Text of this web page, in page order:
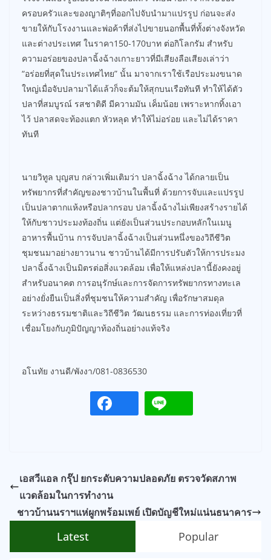
ครอบครัวและของญาติๆที่ออกไปจับนำมาแปรรูป ก่อนจะส่ง
ขายให้กับโรงงานและพ่อค้าที่ส่งไปขายนอกพื้นที่ทั้งต่างจังหวัด
และต่างประเทศ ในราคา150-170บาท ต่อกิโลกรัม สำหรับ
ความอร่อยของปลาฉิ้งฉ้างเกาะยาวที่มีเสียงลือเสียงเล่าว่า
“อร่อยที่สุดในประเทศไทย” นั้น มาจากเราใช้เรือประมงขนาด
ใหญ่เมื่อจับปลามาได้แล้วก็จะต้มให้สุกบนเรือทันที ทำให้ได้ตัว
ปลาที่สมบูรณ์ รสชาติดี มีความมัน เค็มน้อย เพราะหากทิ้งเอา
ไว้ ปลาสดจะท้องแตก หัวหลุด ทำให้ไม่อร่อย และไม่ได้ราคา
ทันที
นายวิทูล บุญสบ กล่าวเพิ่มเติมว่า ปลาฉิ้งฉ้าง ได้กลายเป็น
ทรัพยากรที่สำคัญของชาวบ้านในพื้นที่ ด้วยการจับและแปรรูป
เป็นปลาตากแห้งหรือปลากรอบ ปลาฉิ้งฉ้างไม่เพียงสร้างรายได้
ให้กับชาวประมงท้องถิ่น แต่ยังเป็นส่วนประกอบหลักในเมนู
อาหารพื้นบ้าน การจับปลาฉิ้งฉ้างเป็นส่วนหนึ่งของวิถีชีวิต
ชุมชนมาอย่างยาวนาน ชาวบ้านได้มีการปรับตัวให้การประมง
ปลาฉิ้งฉ้างเป็นมิตรต่อสิ่งแวดล้อม เพื่อให้แหล่งปลานี้ยังคงอยู่
สำหรับอนาคต การอนุรักษ์และการจัดการทรัพยากรทางทะเล
อย่างยั่งยืนเป็นสิ่งที่ชุมชนให้ความสำคัญ เพื่อรักษาสมดุล
ระหว่างธรรมชาติและวิถีชีวิต วัฒนธรรม และการท่องเที่ยวที่
เชื่อมโยงกับภูมิปัญญาท้องถิ่นอย่างแท้จริง
อโนทัย งานดี/พังงา/081-0836530
เอสวีแอล กรุ๊ป ยกระดับความปลอดภัย ตรวจวัดสภาพ
แวดล้อมในการทำงาน
ชาวบ้านนราฯแห่ผูกพร้อมเพย์ เปิดบัญชีใหม่แน่นธนาคาร
Latest Popular